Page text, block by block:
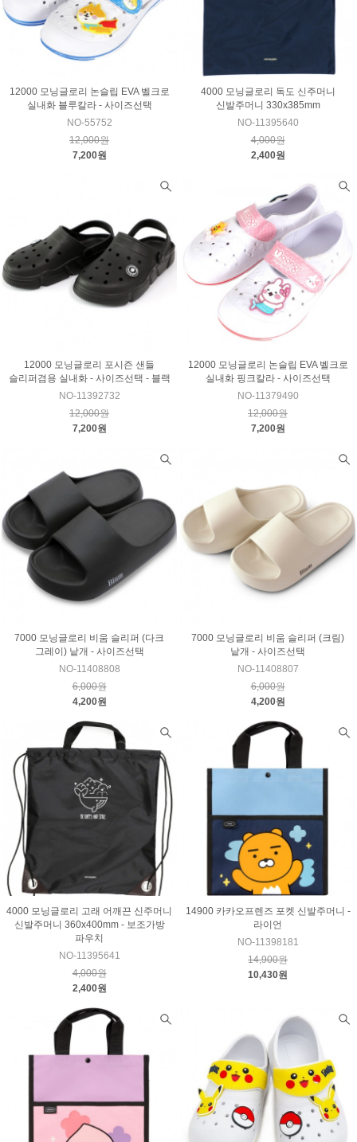
12000 모닝글로리 논슬립 EVA 벨크로
실내화 블루칼라 - 사이즈선택
NO-55752
12,000원
7,200원
4000 모닝글로리 독도 신주머니
신발주머니 330x385mm
NO-11395640
4,000원
2,400원
12000 모닝글로리 포시즌 샌들
슬리퍼겸용 실내화 - 사이즈선택 - 블랙
NO-11392732
12,000원
7,200원
12000 모닝글로리 논슬립 EVA 벨크로
실내화 핑크칼라 - 사이즈선택
NO-11379490
12,000원
7,200원
7000 모닝글로리 비움 슬리퍼 (다크
그레이) 낱개 - 사이즈선택
NO-11408808
6,000원
4,200원
7000 모닝글로리 비움 슬리퍼 (크림)
낱개 - 사이즈선택
NO-11408807
6,000원
4,200원
4000 모닝글로리 고래 어깨끈 신주머니
신발주머니 360x400mm - 보조가방
파우치
NO-11395641
4,000원
2,400원
14900 카카오프렌즈 포켓 신발주머니 -
라이언
NO-11398181
14,900원
10,430원